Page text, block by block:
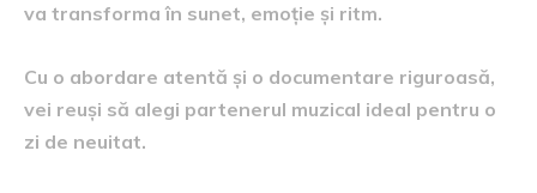
va transforma în sunet, emoție și ritm.
Cu o abordare atentă și o documentare riguroasă,
vei reuși să alegi partenerul muzical ideal pentru o
zi de neuitat.